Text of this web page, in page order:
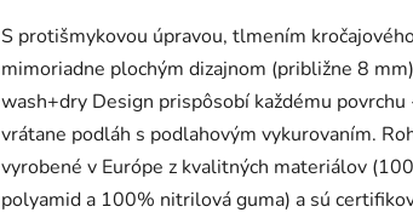
S protišmykovou úpravou, tlmením
mimoriadne plochým dizajnom (približne 8
wash+dry Design prispôsobí každému povrchu
vrátane podláh s podlahovým vykurovaním.
vyrobené v Európe z kvalitných materiálov
polyamid a 100% nitrilová guma) a sú